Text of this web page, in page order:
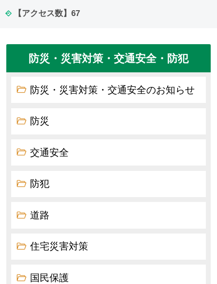
【アクセス数】 67
防災・災害対策・交通安全・防犯
防災・災害対策・交通安全のお知らせ
防災
交通安全
防犯
道路
住宅災害対策
国民保護